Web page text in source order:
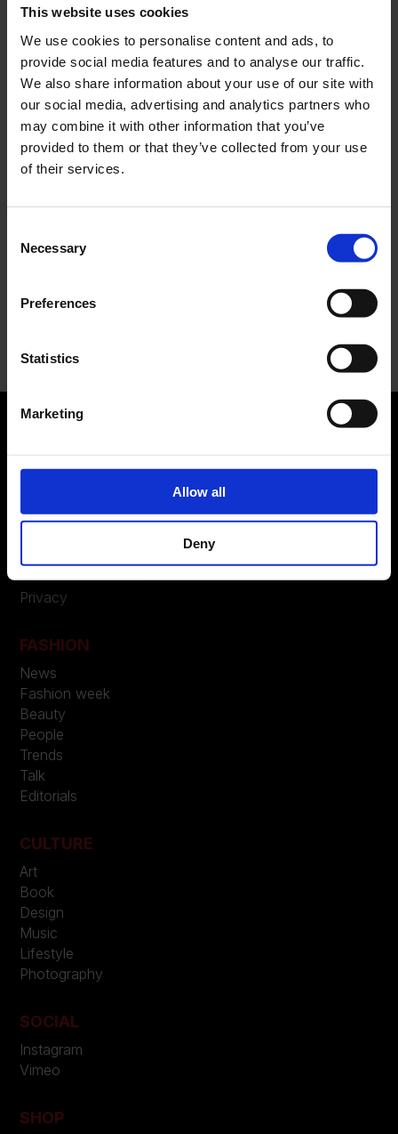
This website uses cookies
We use cookies to personalise content and ads, to
provide social media features and to analyse our traffic.
We also share information about your use of our site with
our social media, advertising and analytics partners who
may combine it with other information that you’ve
provided to them or that they’ve collected from your use
of their services.
Selection
Necessary
Preferences
Statistics
Marketing
Allow all
Deny
Dolce Vita Riviera
Le donne omeriche e l’eterna resistenza: il
coraggio di chi persiste all’ombra degli eroi
Slayyyter e il sogno decadente della provincia
americana: chi è la nuova anti-diva della musica
elettro-pop
ASICS SportStyle e Little Tokyo Table Tennis: la
L’universo crepuscolare di Miu Miu: Hailey Bieber e
campagna FW 2026
Recent Comments
ABOUT US
Contatti
LEGAL
Privacy
FASHION
News
Fashion week
Beauty
People
Trends
Talk
Editorials
CULTURE
Art
Book
Design
Music
Lifestyle
Photography
SOCIAL
Instagram
Vimeo
SHOP